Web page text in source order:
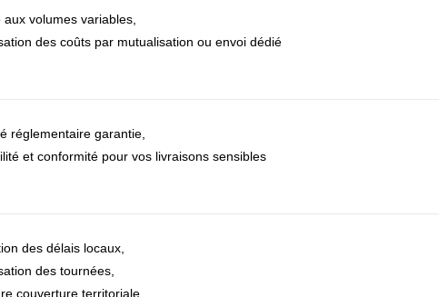
aux volumes variables,
des coûts par mutualisation ou envoi dédié
réglementaire garantie,
et conformité pour vos livraisons sensibles
des délais locaux,
des tournées,
couverture territoriale